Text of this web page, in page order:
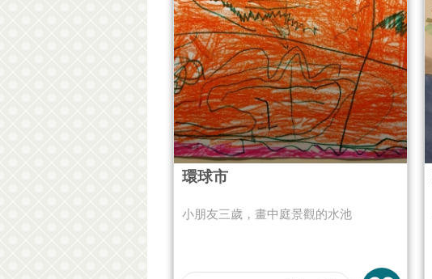
環球市
小朋友三歲，畫中庭景觀的水池